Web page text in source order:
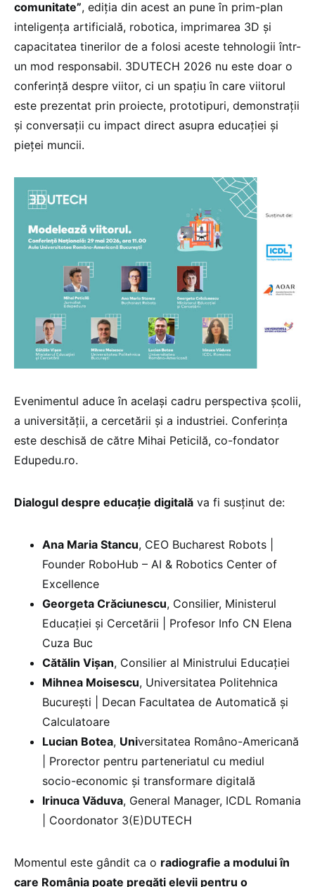
comunitate”, ediția din acest an pune în prim-plan
inteligența artificială, robotica, imprimarea 3D și
capacitatea tinerilor de a folosi aceste tehnologii într-
un mod responsabil. 3DUTECH 2026 nu este doar o
conferință despre viitor, ci un spațiu în care viitorul
este prezentat prin proiecte, prototipuri, demonstrații
și conversații cu impact direct asupra educației și
pieței muncii.
Evenimentul aduce în același cadru perspectiva școlii,
a universității, a cercetării și a industriei. Conferința
este deschisă de către Mihai Peticilă, co-fondator
Edupedu.ro.
Dialogul despre educație digitală va fi susținut de:
Ana Maria Stancu, CEO Bucharest Robots |
Founder RoboHub – AI & Robotics Center of
Excellence
Georgeta Crăciunescu, Consilier, Ministerul
Educației și Cercetării | Profesor Info CN Elena
Cuza Buc
Cătălin Vișan, Consilier al Ministrului Educației
Mihnea Moisescu, Universitatea Politehnica
București | Decan Facultatea de Automatică și
Calculatoare
Lucian Botea, Universitatea Româno-Americană
| Prorector pentru parteneriatul cu mediul
socio-economic și transformare digitală
Irinuca Văduva, General Manager, ICDL Romania
| Coordonator 3(E)DUTECH
Momentul este gândit ca o radiografie a modului în
care România poate pregăti elevii pentru o